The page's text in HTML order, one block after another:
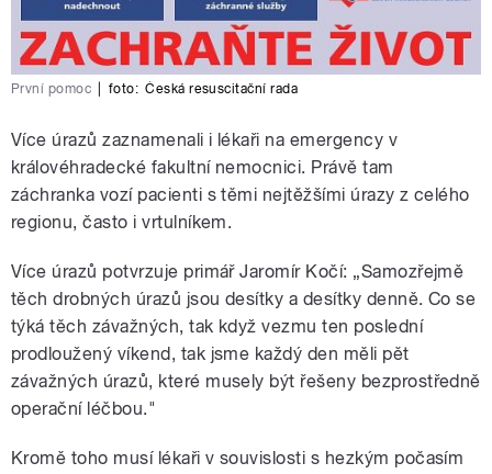
První pomoc foto: Česká resuscitační rada
Více úrazů zaznamenali i lékaři na emergency v
královéhradecké fakultní nemocnici. Právě tam
záchranka vozí pacienti s těmi nejtěžšími úrazy z celého
regionu, často i vrtulníkem.
Více úrazů potvrzuje primář Jaromír Kočí: „Samozřejmě
těch drobných úrazů jsou desítky a desítky denně. Co se
týká těch závažných, tak když vezmu ten poslední
prodloužený víkend, tak jsme každý den měli pět
závažných úrazů, které musely být řešeny bezprostředně
operační léčbou."
Kromě toho musí lékaři v souvislosti s hezkým počasím